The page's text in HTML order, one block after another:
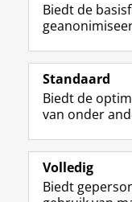
Volg
Studiekiezers
Alumni
Over ons
Biedt de
Standaard
Biedt de
van onder
Volledig
Biedt